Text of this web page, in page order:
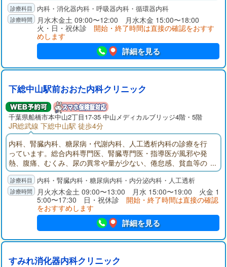
しています。内科の病気に関して、何でも相談できる地域のク
リニックを目指していますので、お気軽に話をしにいらしてく
内科・消化器内科・呼吸器内科・循環器内科
月水木金土 09:00〜12:00 月水木金 15:00〜18:00
火・日・祝休診 開始・終了時間は直接の確認をおすす
めします
詳細を見る
下総中山駅前おおた内科クリニック
千葉県船橋市本中山2丁目17-35 中山メディカルブリッジ4階・5階
JR総武線 下総中山駅 徒歩4分
内科、腎臓内科、糖尿病・代謝内科、人工透析内科の診療を行
っています。総合内科専門医、腎臓専門医・指導医が風邪や発
熱、腹痛、むくみ、尿の異常や量が少ない、倦怠感、貧血等の
症状の診療を行います。透析治療にも対応しています。
内科・腎臓内科・糖尿病内科・内分泌内科・人工透析
月火水木金土 09:00〜13:00 月水 15:00〜19:00 火金 1
5:00〜17:30 日・祝休診 開始・終了時間は直接の確認
をおすすめします
詳細を見る
すみれ消化器内科クリニック